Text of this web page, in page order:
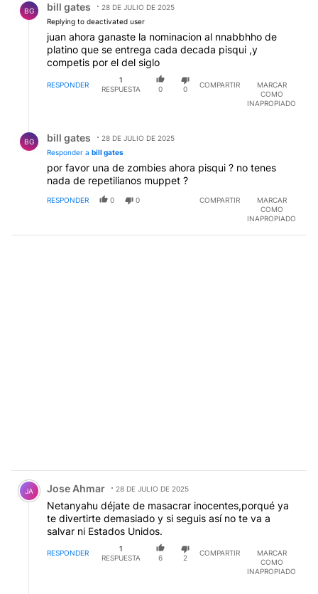
BG bill gates
28 DE JULIO DE 2025
Replying to deactivated user
juan ahora ganaste la nominacion al nnabbhho de
platino que se entrega cada decada pisqui ,y
competis por el del siglo
RESPONDER
1
RESPUESTA
0 0
COMPARTIR
MARCAR
COMO
INAPROPIADO
BG bill gates
28 DE JULIO DE 2025
Responder a bill gates
por favor una de zombies ahora pisqui ? no tenes
nada de repetilianos muppet ?
RESPONDER 0 0 COMPARTIR
MARCAR
COMO
INAPROPIADO
Comentario de Jose Ahmar.
JA Jose Ahmar 28 DE JULIO DE 2025
Netanyahu déjate de masacrar inocentes,porqué ya
te divertirte demasiado y si seguis así no te va a
salvar ni Estados Unidos.
RESPONDER
1
RESPUESTA
6 2
COMPARTIR
MARCAR
COMO
INAPROPIADO